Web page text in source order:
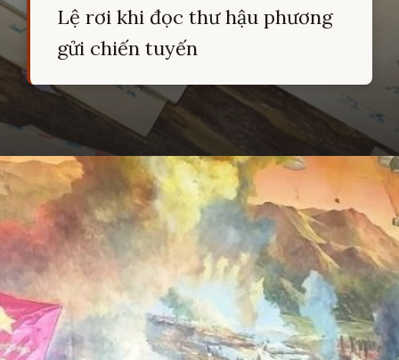
Lệ rơi khi đọc thư hậu phương
gửi chiến tuyến
Đang mở https://hocsinhgioi.vn/tho-ve-cach-mang-viet-nam